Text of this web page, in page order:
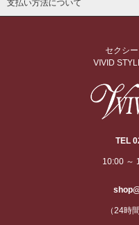
支払い方法について
セクシ
VIVID
TEL
10:00 ～
（24時